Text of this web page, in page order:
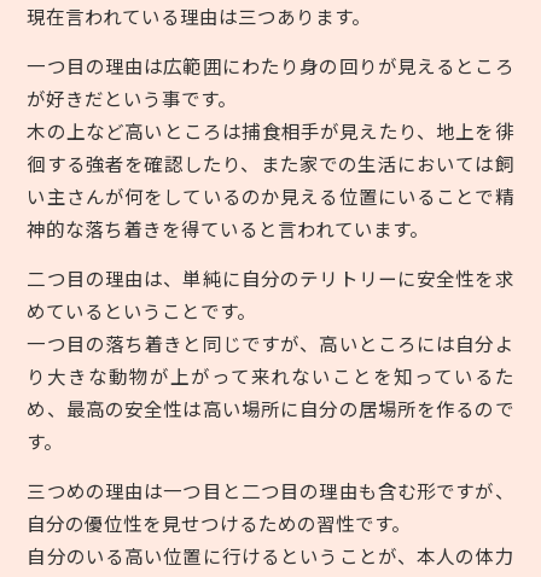
現在言われている理由は三つあります。
一つ目の理由は広範囲にわたり身の回りが見えるところ
が好きだという事です。
木の上など高いところは捕食相手が見えたり、地上を徘
徊する強者を確認したり、また家での生活においては飼
い主さんが何をしているのか見える位置にいることで精
神的な落ち着きを得ていると言われています。
二つ目の理由は、単純に自分のテリトリーに安全性を求
めているということです。
一つ目の落ち着きと同じですが、高いところには自分よ
り大きな動物が上がって来れないことを知っているた
め、最高の安全性は高い場所に自分の居場所を作るので
す。
三つめの理由は一つ目と二つ目の理由も含む形ですが、
自分の優位性を見せつけるための習性です。
自分のいる高い位置に行けるということが、本人の体力